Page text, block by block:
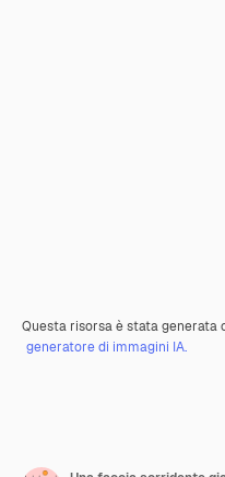
Questa risorsa è stata generata
generatore di immagini IA.